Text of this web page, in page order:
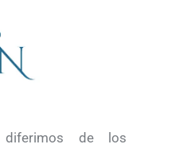
de los